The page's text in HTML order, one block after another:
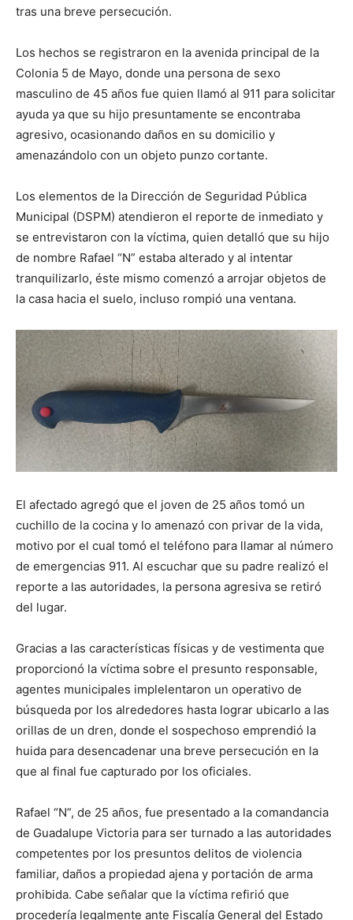
tras una breve persecución.
Los hechos se registraron en la avenida principal de la
Colonia 5 de Mayo, donde una persona de sexo
masculino de 45 años fue quien llamó al 911 para solicitar
ayuda ya que su hijo presuntamente se encontraba
agresivo, ocasionando daños en su domicilio y
amenazándolo con un objeto punzo cortante.
Los elementos de la Dirección de Seguridad Pública
Municipal (DSPM) atendieron el reporte de inmediato y
se entrevistaron con la víctima, quien detalló que su hijo
de nombre Rafael “N” estaba alterado y al intentar
tranquilizarlo, éste mismo comenzó a arrojar objetos de
la casa hacia el suelo, incluso rompió una ventana.
El afectado agregó que el joven de 25 años tomó un
cuchillo de la cocina y lo amenazó con privar de la vida,
motivo por el cual tomó el teléfono para llamar al número
de emergencias 911. Al escuchar que su padre realizó el
reporte a las autoridades, la persona agresiva se retiró
del lugar.
Gracias a las características físicas y de vestimenta que
proporcionó la víctima sobre el presunto responsable,
agentes municipales implelentaron un operativo de
búsqueda por los alrededores hasta lograr ubicarlo a las
orillas de un dren, donde el sospechoso emprendió la
huida para desencadenar una breve persecución en la
que al final fue capturado por los oficiales.
Rafael “N”, de 25 años, fue presentado a la comandancia
de Guadalupe Victoria para ser turnado a las autoridades
competentes por los presuntos delitos de violencia
familiar, daños a propiedad ajena y portación de arma
prohibida. Cabe señalar que la víctima refirió que
procedería legalmente ante Fiscalía General del Estado